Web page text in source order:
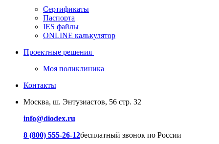
Сертификаты
Паспорта
IES файлы
ONLINE калькулятор
Проектные решения
Моя поликлиника
Контакты
Москва, ш. Энтузиастов, 56 стр. 32
info@diodex.ru
8 (800) 555-26-12бесплатный звонок по России